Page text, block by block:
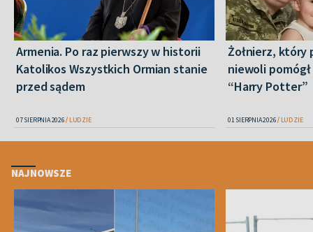
Armenia. Po raz pierwszy w historii
Katolikos Wszystkich Ormian stanie
przed sądem
07 SIERPNIA 2026 LUDZIE
Żołnierz, który
niewoli
“Harry Potter”
01 SIERPNIA 2026 LUDZIE
NAJNOWSZE